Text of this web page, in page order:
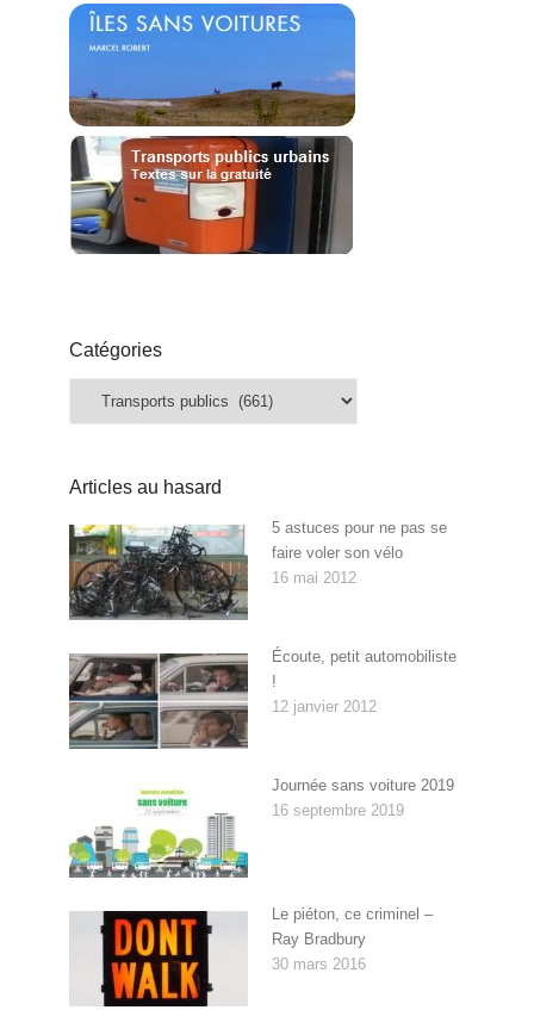
Catégories
Catégories
Articles au hasard
5 astuces pour ne pas se
faire voler son vélo
16 mai 2012
Écoute, petit automobiliste
!
12 janvier 2012
Journée sans voiture 2019
16 septembre 2019
Le piéton, ce criminel –
Ray Bradbury
30 mars 2016